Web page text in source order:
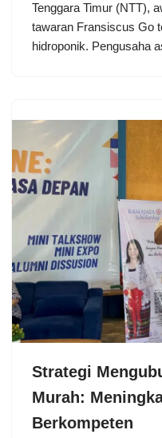
Tenggara Timur (NTT),
tawaran Fransiscus Go
hidroponik. Pengusaha
Strategi
Murah:
Berkompeten